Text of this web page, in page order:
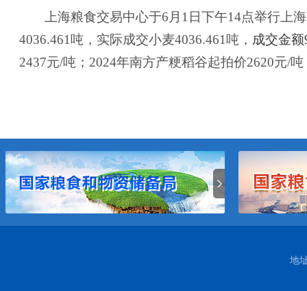
上海粮食交易中心于6 月 1 日下午14点举行上
4036.461 吨，实际成交小麦4036.461 吨， 成交金额
2437元/吨； 2024年南方产粳稻谷起拍价2620元/
地